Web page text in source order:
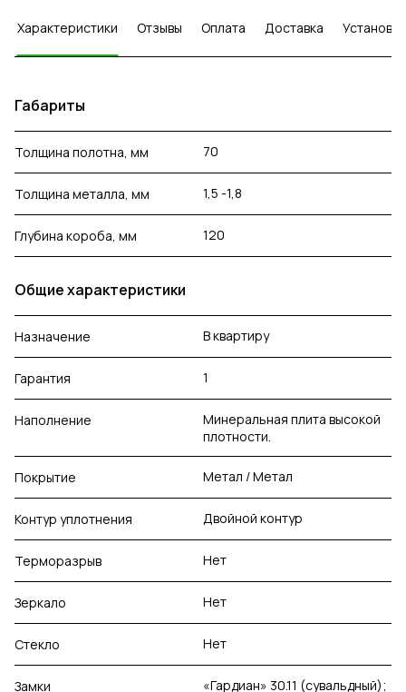
Характеристики Отзывы Оплата Доставка Установка
Габариты
Толщина полотна, мм 70
Толщина металла, мм 1,5 -1,8
Глубина короба, мм 120
Общие характеристики
Назначение В квартиру
Гарантия 1
Наполнение
Минеральная плита высокой
плотности.
Покрытие Метал / Метал
Контур уплотнения Двойной контур
Терморазрыв Нет
Зеркало Нет
Стекло Нет
Замки
«Гардиан» 30.11 (сувальдный);